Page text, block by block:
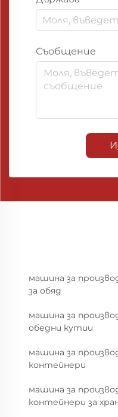
Съобщение
машина за
за обяд
машина за
обедни кутии
машина за
контейнери
машина за
контейнери за